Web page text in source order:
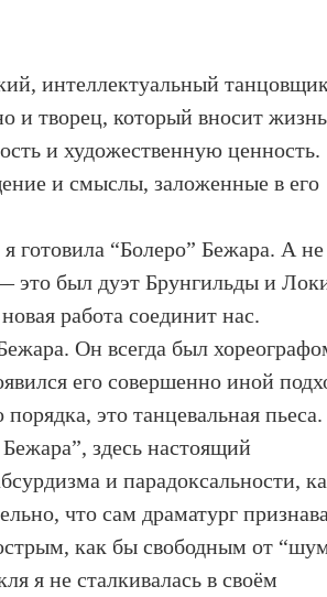
интеллектуальный
и творец, который вносит
и художественную ценность.
и смыслы, заложенные в его
готовила “Болеро” Бежара. А не
это был дуэт Брунгильды и
работа соединит нас.
Он всегда был
его совершенно иной
это танцевальная пьеса.
здесь настоящий
и парадоксальности,
что сам драматург
как бы свободным от
я не сталкивалась в своём